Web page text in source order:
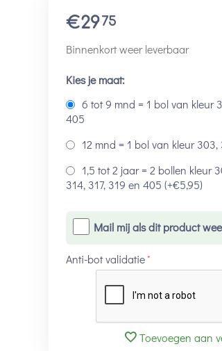
€2975
Binnenkort weer leverbaar
Kies je maat:
6 tot 9 mnd = 1 bol van kleur
405
12 mnd = 1 bol van kleur 303,
1,5 tot 2 jaar = 2 bollen kleur
314, 317, 319 en 405 (+€5,95)
Mail mij als dit product
Anti-bot validatie
Toevoegen aan